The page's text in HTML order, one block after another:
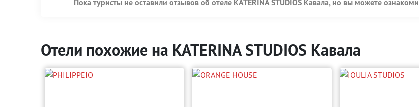
Пока туристы не оставили отзывов об отеле KATERINA STUDIOS Кавала, но вы можете
Отели похожие на KATERINA STUDIOS Кавала